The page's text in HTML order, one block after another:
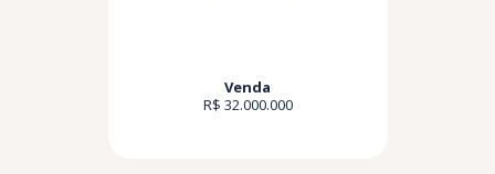
Venda
R$ 32.000.000